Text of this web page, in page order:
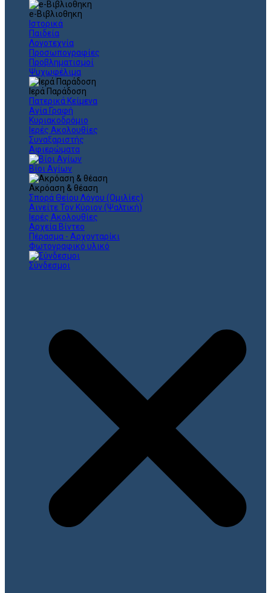
e-Βιβλιοθηκη
Ιστορικά
Παιδεία
Λογοτεχνία
Προσωπογραφίες
Προβληματισμοί
Ψυχωφέλιμα
Ιερά Παράδοση
Πατερικά Κείμενα
Αγία Γραφή
Κυριακοδρόμιο
Ιερές Ακολουθίες
Συναξαριστής
Αφιερώματα
Βίοι Αγίων
Ακρόαση & θέαση
Σπορά Θείου Λόγου (Ομιλίες)
Αινείτε Τον Κύριον (Ψαλτική)
Ιερές Ακολουθίες
Αρχεία Βίντεο
Πέρασμα - Αρχονταρίκι
Φωτογραφικό υλικό
Σύνδεσμοι